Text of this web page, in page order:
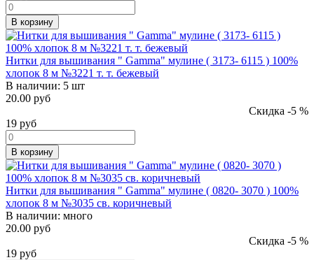
В корзину
Нитки для вышивания " Gamma" мулине ( 3173- 6115 ) 100%
хлопок 8 м №3221 т. т. бежевый
В наличии: 5 шт
20.00 руб
Скидка -5 %
19 руб
В корзину
Нитки для вышивания " Gamma" мулине ( 0820- 3070 ) 100%
хлопок 8 м №3035 св. коричневый
В наличии: много
20.00 руб
Скидка -5 %
19 руб